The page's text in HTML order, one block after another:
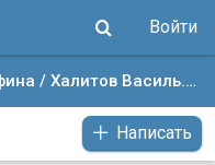
Войти
Последний бой Вафы Сафина / Халитов Василь. Опубликовано: 6 май. 2026 в 9:42
Написать